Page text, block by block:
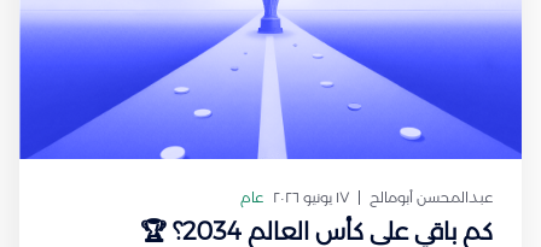
عبدالمحسن أبومالح ١٧ يونيو ٢٠٢٦ عام
كم باقي على كأس العالم 2034؟ 🏆